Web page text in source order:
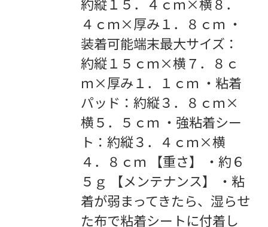
４ｃｍ×厚み１．８ｃｍ ・
装着可能端末最大サイズ：
約縦１５ｃｍ×横７．８ｃ
ｍ×厚み１．１ｃｍ ・粘着
パッド：約縦３．８ｃｍ×
横５．５ｃｍ ・強粘着シー
ト：約縦３．４ｃｍ×横
４．８ｃｍ 【重さ】 ・約６
５ｇ 【メンテナンス】 ・粘
着が弱まってきたら、湿らせ
た布で粘着シートに付着し